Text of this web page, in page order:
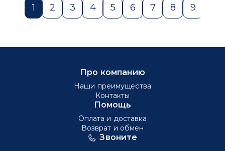
1
2 3 4 5 6 7 8 9
Звоните
Про компанию
Наши преимущества
Контакты
Помощь
Оплата и доставка
Возврат и обмен